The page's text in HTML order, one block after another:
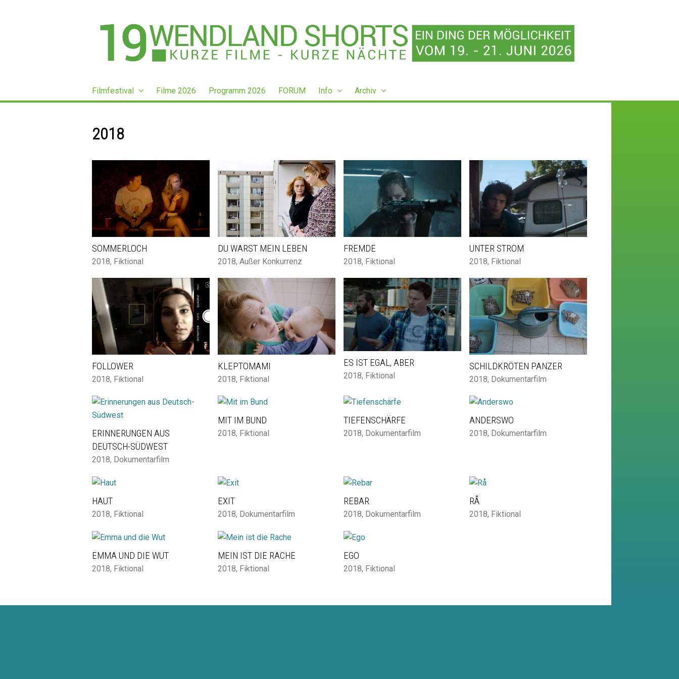
Filmfestival Filme 2026 Programm 2026 FORUM Info Archiv
2018
SOMMERLOCH
2018, Fiktional
DU WARST MEIN LEBEN
2018, Außer Konkurrenz
FREMDE
2018, Fiktional
UNTER STROM
2018, Fiktional
FOLLOWER
2018, Fiktional
KLEPTOMAMI
2018, Fiktional
ES IST EGAL, ABER
2018, Fiktional
SCHILDKRÖTEN PANZER
2018, Dokumentarfilm
ERINNERUNGEN AUS
DEUTSCH-SÜDWEST
2018, Dokumentarfilm
MIT IM BUND
2018, Fiktional
TIEFENSCHÄRFE
2018, Dokumentarfilm
ANDERSWO
2018, Dokumentarfilm
HAUT
2018, Fiktional
EXIT
2018, Dokumentarfilm
REBAR
2018, Dokumentarfilm
RÅ
2018, Fiktional
EMMA UND DIE WUT
2018, Fiktional
MEIN IST DIE RACHE
2018, Fiktional
EGO
2018, Fiktional